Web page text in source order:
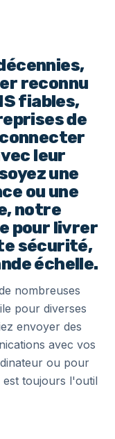
reconnu
fiables,
de
leur
une
ou une
notre
pour livrer
sécurité,
échelle.
nombreuses
pour diverses
envoyer des
avec vos
ou pour
toujours l'outil